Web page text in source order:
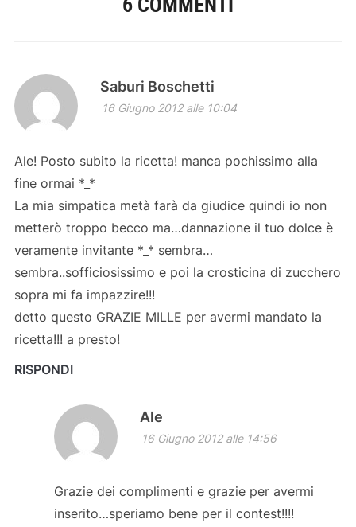
6 COMMENTI
Saburi Boschetti
16 Giugno 2012 alle 10:04
Ale! Posto subito la ricetta! manca pochissimo alla
fine ormai *_*
La mia simpatica metà farà da giudice quindi io non
metterò troppo becco ma…dannazione il tuo dolce è
veramente invitante *_* sembra…
sembra..sofficiosissimo e poi la crosticina di zucchero
sopra mi fa impazzire!!!
detto questo GRAZIE MILLE per avermi mandato la
ricetta!!! a presto!
RISPONDI
Ale
16 Giugno 2012 alle 14:56
Grazie dei complimenti e grazie per avermi
inserito…speriamo bene per il contest!!!!